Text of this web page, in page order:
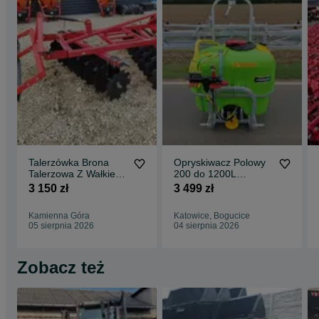
Talerzówka Brona
Talerzowa Z Wałkiem
Strunowym Strumyk
3 150 zł
Kamienna Góra
05 sierpnia 2026
Opryskiwacz Polowy
200 do 1200L
Zawieszany Z
3 499 zł
Katowice, Bogucice
04 sierpnia 2026
Zobacz też